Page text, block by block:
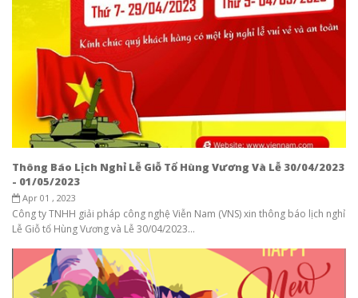
Thông Báo Lịch Nghỉ Lễ Giỗ Tổ Hùng Vương Và Lễ 30/04/2023
- 01/05/2023
Apr 01 , 2023
Công ty TNHH giải pháp công nghệ Viễn Nam (VNS) xin thông báo lịch nghỉ
Lễ Giỗ tổ Hùng Vương và Lễ 30/04/2023...